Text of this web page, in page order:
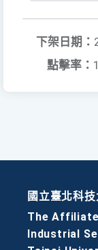
下架日期：
點擊率：
國立臺北科
The
Industrial